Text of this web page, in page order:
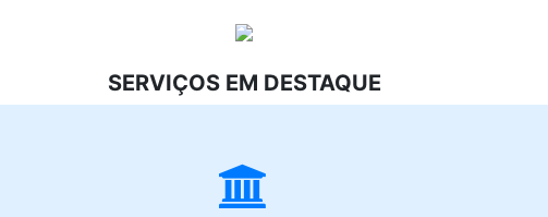
SERVIÇOS EM DESTAQUE